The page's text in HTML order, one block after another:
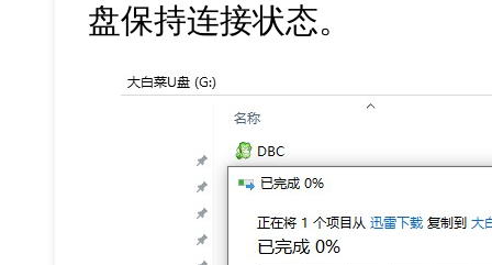
盘保持连接状态。